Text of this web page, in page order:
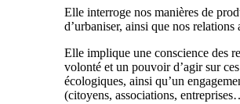
Elle interroge nos manières de
d’urbaniser, ainsi que nos
Elle implique une conscience des
volonté et un pouvoir d’agir sur
écologiques, ainsi qu’un
(citoyens, associations,